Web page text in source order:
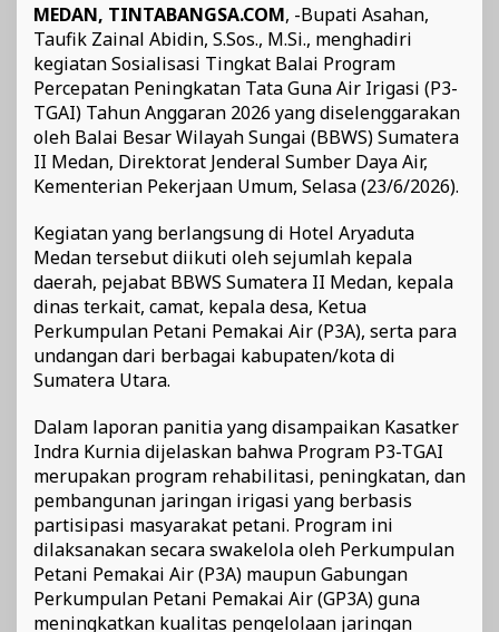
MEDAN, TINTABANGSA.COM, -Bupati Asahan,
Taufik Zainal Abidin, S.Sos., M.Si., menghadiri
kegiatan Sosialisasi Tingkat Balai Program
Percepatan Peningkatan Tata Guna Air Irigasi (P3-
TGAI) Tahun Anggaran 2026 yang diselenggarakan
oleh Balai Besar Wilayah Sungai (BBWS) Sumatera
II Medan, Direktorat Jenderal Sumber Daya Air,
Kementerian Pekerjaan Umum, Selasa (23/6/2026).
Kegiatan yang berlangsung di Hotel Aryaduta
Medan tersebut diikuti oleh sejumlah kepala
daerah, pejabat BBWS Sumatera II Medan, kepala
dinas terkait, camat, kepala desa, Ketua
Perkumpulan Petani Pemakai Air (P3A), serta para
undangan dari berbagai kabupaten/kota di
Sumatera Utara.
Dalam laporan panitia yang disampaikan Kasatker
Indra Kurnia dijelaskan bahwa Program P3-TGAI
merupakan program rehabilitasi, peningkatan, dan
pembangunan jaringan irigasi yang berbasis
partisipasi masyarakat petani. Program ini
dilaksanakan secara swakelola oleh Perkumpulan
Petani Pemakai Air (P3A) maupun Gabungan
Perkumpulan Petani Pemakai Air (GP3A) guna
meningkatkan kualitas pengelolaan jaringan